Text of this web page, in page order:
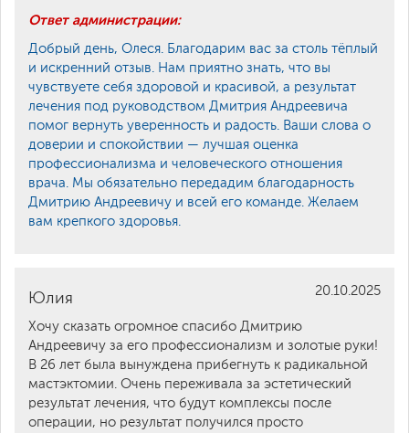
Ответ администрации:
Добрый день, Олеся. Благодарим вас за столь тёплый
и искренний отзыв. Нам приятно знать, что вы
чувствуете себя здоровой и красивой, а результат
лечения под руководством Дмитрия Андреевича
помог вернуть уверенность и радость. Ваши слова о
доверии и спокойствии — лучшая оценка
профессионализма и человеческого отношения
врача. Мы обязательно передадим благодарность
Дмитрию Андреевичу и всей его команде. Желаем
вам крепкого здоровья.
20.10.2025
Юлия
Хочу сказать огромное спасибо Дмитрию
Андреевичу за его профессионализм и золотые руки!
В 26 лет была вынуждена прибегнуть к радикальной
мастэктомии. Очень переживала за эстетический
результат лечения, что будут комплексы после
операции, но результат получился просто